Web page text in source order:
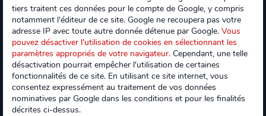
tiers traitent ces données pour le compte de Google, y compris
notamment l'éditeur de ce site. Google ne recoupera pas votre
adresse IP avec toute autre donnée détenue par Google. Vous
pouvez désactiver l'utilisation de cookies en sélectionnant les
paramètres appropriés de votre navigateur. Cependant, une telle
désactivation pourrait empêcher l'utilisation de certaines
fonctionnalités de ce site. En utilisant ce site internet, vous
consentez expressément au traitement de vos données
nominatives par Google dans les conditions et pour les finalités
décrites ci-dessus.